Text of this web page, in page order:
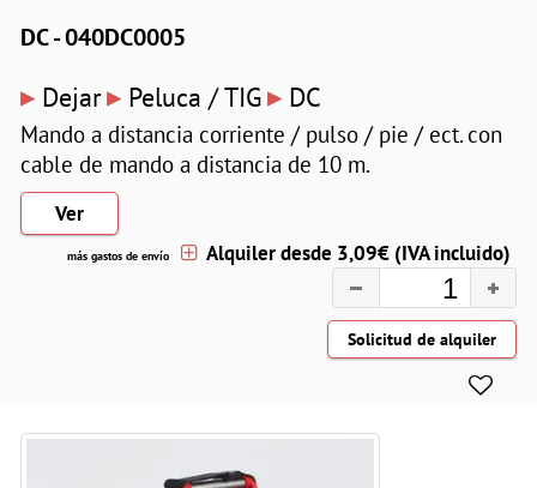
DC - 040DC0005
▸ Dejar▸ Peluca / TIG▸ DC
Mando a distancia corriente / pulso / pie / ect. con
cable de mando a distancia de 10 m.
Ver
más gastos de envío Alquiler desde 3,09€ (IVA incluido)